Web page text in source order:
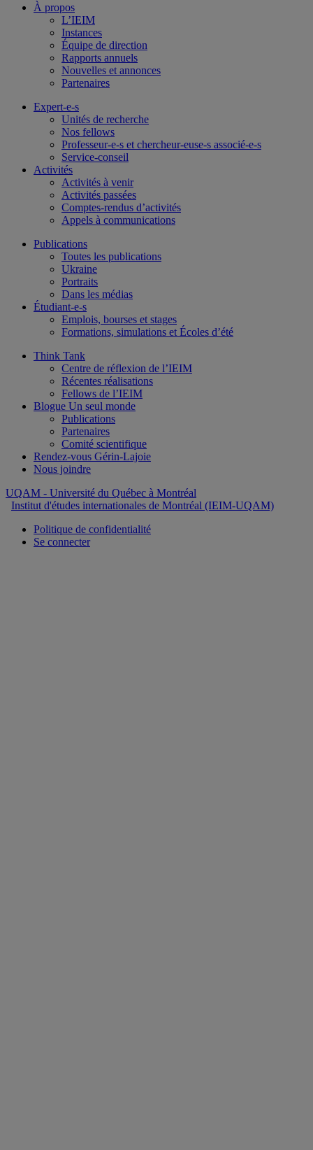
À propos
L’IEIM
Instances
Équipe de direction
Rapports annuels
Nouvelles et annonces
Partenaires
Expert-e-s
Unités de recherche
Nos fellows
Professeur-e-s et chercheur-euse-s associé-e-s
Service-conseil
Activités
Activités à venir
Activités passées
Comptes-rendus d’activités
Appels à communications
Publications
Toutes les publications
Ukraine
Portraits
Dans les médias
Étudiant-e-s
Emplois, bourses et stages
Formations, simulations et Écoles d’été
Think Tank
Centre de réflexion de l’IEIM
Récentes réalisations
Fellows de l’IEIM
Blogue Un seul monde
Publications
Partenaires
Comité scientifique
Rendez-vous Gérin-Lajoie
Nous joindre
UQAM - Université du Québec à Montréal
Institut d'études internationales de Montréal (IEIM-UQAM)
Politique de confidentialité
Se connecter